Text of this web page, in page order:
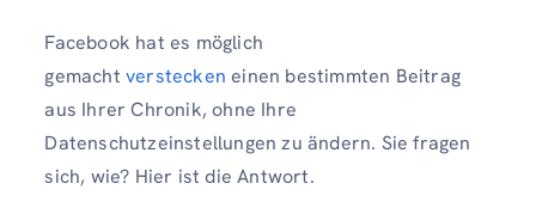
Facebook hat es möglich
gemacht verstecken einen bestimmten Beitrag
aus Ihrer Chronik, ohne Ihre
Datenschutzeinstellungen zu ändern. Sie fragen
sich, wie? Hier ist die Antwort.